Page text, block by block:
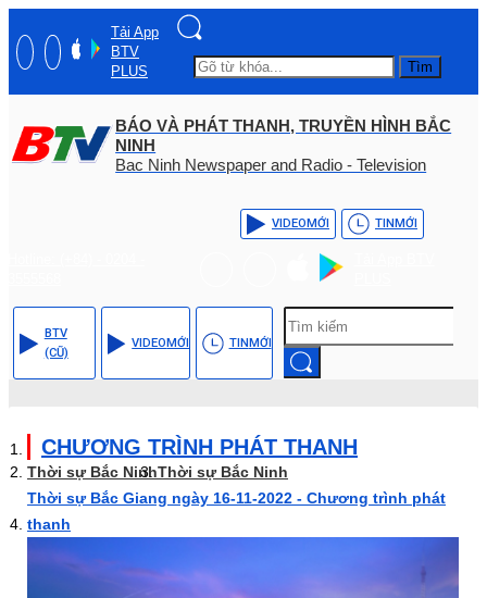
Tải App
BTV
PLUS
Tìm
BÁO VÀ PHÁT THANH, TRUYỀN HÌNH BẮC
NINH
Bac Ninh Newspaper and Radio - Television
VIDEOMỚI TINMỚI
BTV
(CŨ)
VIDEOMỚI TINMỚI
CHƯƠNG TRÌNH PHÁT THANH
Thời sự Bắc NinhThời sự Bắc Ninh
Thời sự Bắc Giang ngày 16-11-2022 - Chương trình phát
thanh